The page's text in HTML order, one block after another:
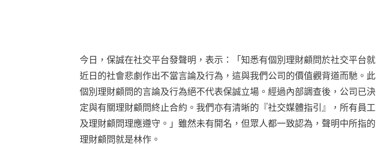
今日，保誠在社交平台發聲明，表示：「知悉有個別理財顧問於社交平台就
近日的社會悲劇作出不當言論及行為，這與我們公司的價值觀背道而馳。此
個別理財顧問的言論及行為絕不代表保誠立場。經過內部調查後，公司已決
定與有關理財顧問終止合約。我們亦有清晰的『社交媒體指引』，所有員工
及理財顧問理應遵守。」雖然未有開名，但眾人都一致認為，聲明中所指的
理財顧問就是林作。